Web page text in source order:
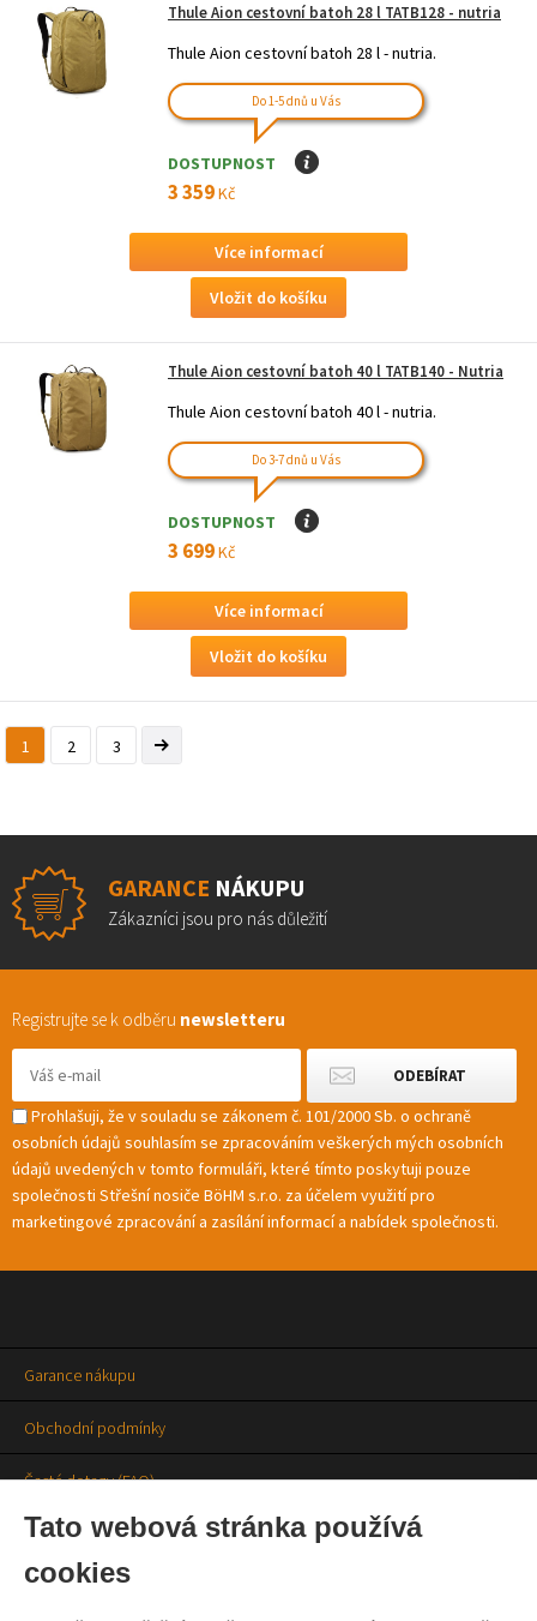
Tato webová stránka používá
cookies
Thule Aion cestovní batoh 28 l TATB128 - nutria
Thule Aion cestovní batoh 28 l - nutria.
Do 1-5 dnů u Vás
DOSTUPNOST I
3 359Kč
Více informací
Thule Aion cestovní batoh 40 l TATB140 - Nutria
Thule Aion cestovní batoh 40 l - nutria.
Do 3-7 dnů u Vás
DOSTUPNOST I
3 699Kč
Více informací
1 2 3
GARANCE NÁKUPU
Zákazníci jsou pro nás důležití
Registrujte se k odběru newsletteru
Prohlašuji, že v souladu se zákonem č. 101/2000 Sb. o ochraně
osobních údajů souhlasím se zpracováním veškerých mých osobních
údajů uvedených v tomto formuláři, které tímto poskytuji pouze
společnosti Střešní nosiče BöHM s.r.o. za účelem využití pro
marketingové zpracování a zasílání informací a nabídek společnosti.
Garance nákupu
Obchodní podmínky
Časté dotazy (FAQ)
Prodejny
Aktuality